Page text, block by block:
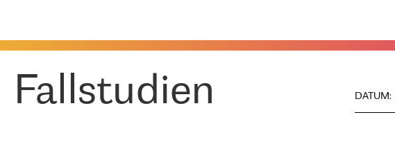
Fallstudien DATUM: